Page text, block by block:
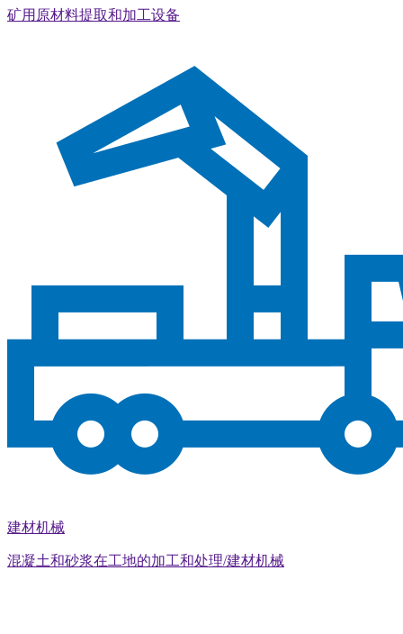
矿用原材料提取和加工设备
建材机械
混凝土和砂浆在工地的加工和处理/建材机械